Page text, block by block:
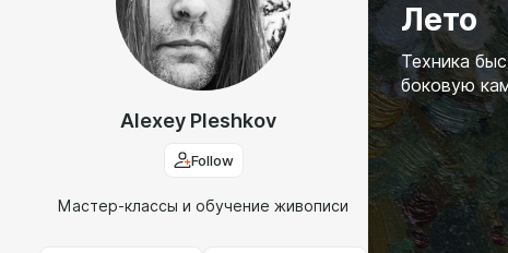
Alexey Pleshkov
Follow
Мастер-классы и обучение живописи
Лето
Техника
боковую